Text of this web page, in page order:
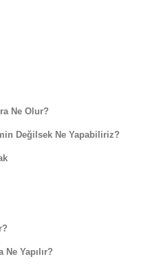
Ne Olur?
Değilsek Ne Yapabiliriz?
Ne Yapılır?